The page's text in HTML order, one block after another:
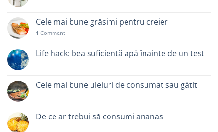
Cele mai bune grăsimi pentru creier
1 Comment
Life hack: bea suficientă apă înainte de un test
Cele mai bune uleiuri de consumat sau gătit
De ce ar trebui să consumi ananas